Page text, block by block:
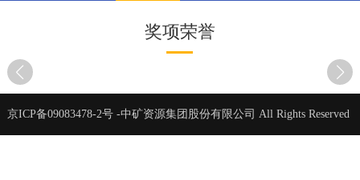
奖项荣誉
京ICP备09083478-2号-中矿资源集团股份有限公司 All Rights Reserved